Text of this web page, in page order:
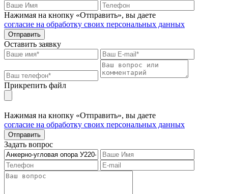
Нажимая на кнопку «Отправить», вы даете
согласие на обработку своих персональных данных
Отправить
Оставить заявку
Прикрепить файл
Нажимая на кнопку «Отправить», вы даете
согласие на обработку своих персональных данных
Отправить
Задать вопрос